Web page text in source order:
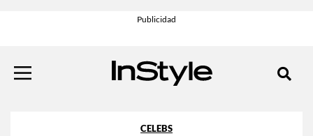
CELEBS